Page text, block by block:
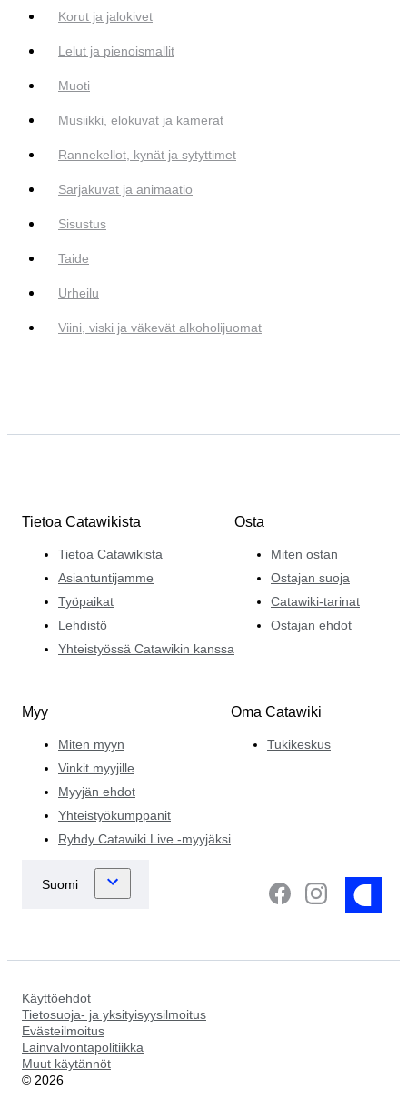
Korut ja jalokivet
Lelut ja pienoismallit
Muoti
Musiikki, elokuvat ja kamerat
Rannekellot, kynät ja sytyttimet
Sarjakuvat ja animaatio
Sisustus
Taide
Urheilu
Viini, viski ja väkevät alkoholijuomat
Tietoa Catawikista
Tietoa Catawikista
Asiantuntijamme
Työpaikat
Lehdistö
Yhteistyössä Catawikin kanssa
Osta
Miten ostan
Ostajan suoja
Catawiki-tarinat
Ostajan ehdot
Myy
Miten myyn
Vinkit myyjille
Myyjän ehdot
Yhteistyökumppanit
Ryhdy Catawiki Live -myyjäksi
Oma Catawiki
Tukikeskus
Käyttöehdot
Tietosuoja- ja yksityisyysilmoitus
Evästeilmoitus
Lainvalvontapolitiikka
Muut käytännöt
© 2026